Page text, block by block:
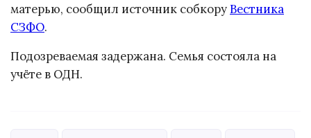
матерью, сообщил источник собкоруВестника
СЗФО.
Подозреваемая задержана. Семья состояла на
учёте в ОДН.